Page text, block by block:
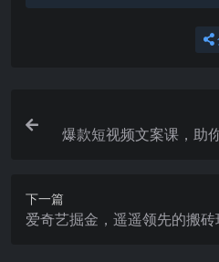
爆款短视频文案课，助
下一篇
爱奇艺掘金，遥遥领先的搬